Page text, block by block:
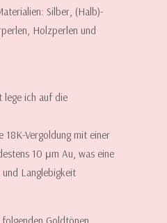
Silber, (Halb)-
Holzperlen und
lege ich auf die
18K-Vergoldung mit einer
10 μm Au, was eine
Langlebigkeit
Goldtönen